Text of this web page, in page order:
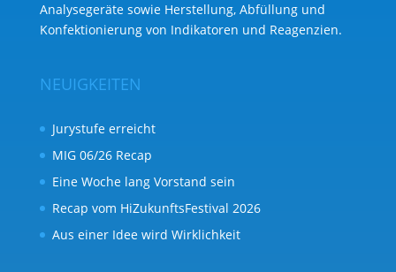
Analysegeräte sowie Herstellung, Abfüllung und
Konfektionierung von Indikatoren und Reagenzien.
NEUIGKEITEN
Jurystufe erreicht
MIG 06/26 Recap
Eine Woche lang Vorstand sein
Recap vom HiZukunftsFestival 2026
Aus einer Idee wird Wirklichkeit